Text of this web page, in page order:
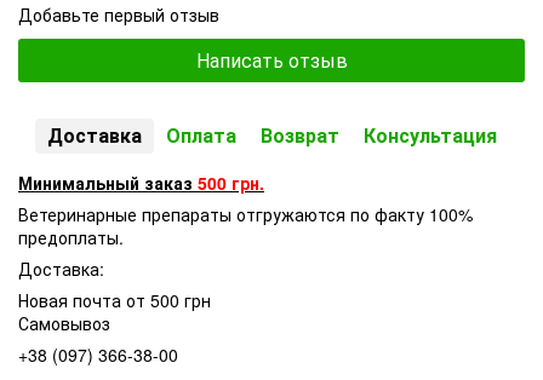
Добавьте первый отзыв
Написать отзыв
Доставка Оплата Возврат Консультация
Минимальный заказ 500 грн.
Ветеринарные препараты отгружаются по факту 100%
предоплаты.
Доставка:
Новая почта от 500 грн
Самовывоз
+38 (097) 366-38-00